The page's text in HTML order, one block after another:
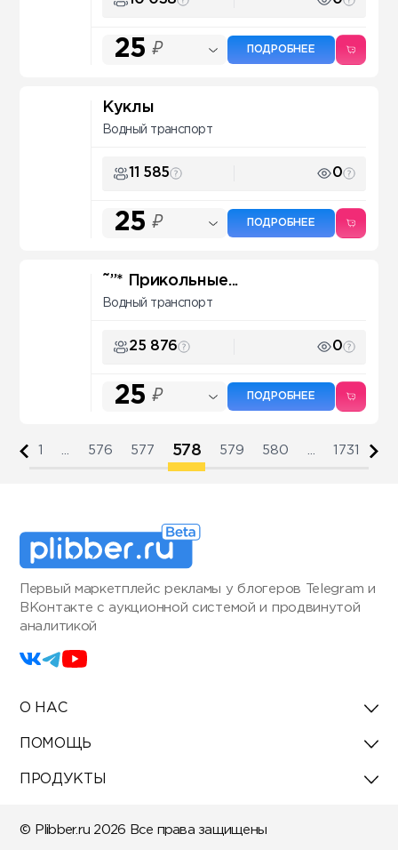
25 ₽ ПОДРОБНЕЕ
Куклы
Водный транспорт
11 585 0
25 ₽ ПОДРОБНЕЕ
˜”* Прикольные...
Водный транспорт
25 876 0
25 ₽ ПОДРОБНЕЕ
576 577 578 579 580 1731
Первый маркетплейс рекламы у блогеров Telegram и
ВКонтакте с аукционной системой и продвинутой
аналитикой
О НАС
ПОМОЩЬ
ПРОДУКТЫ
© Plibber.ru 2026 Все права защищены